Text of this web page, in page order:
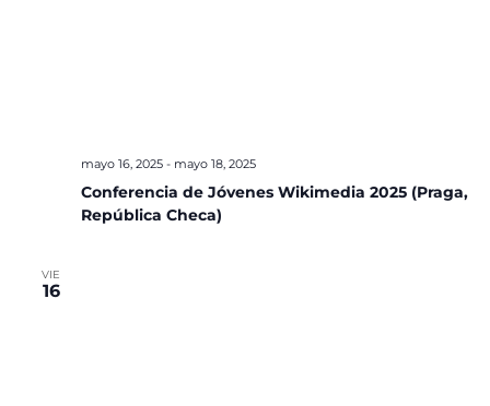
Conferencia de Jóvenes Wikimedia 2025 (Praga,
República Checa)
mayo 16, 2025- mayo 18, 2025
VIE
16